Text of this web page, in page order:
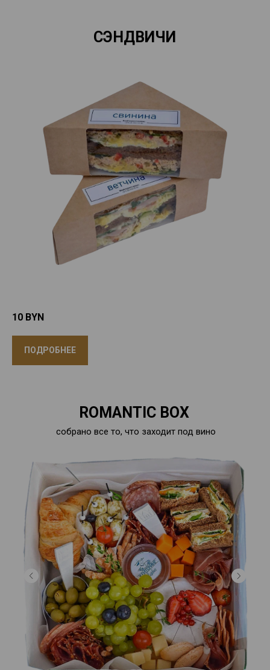
СЭНДВИЧИ
10 BYN
ПОДРОБНЕЕ
ROMANTIC BOX
собрано все то, что заходит под вино